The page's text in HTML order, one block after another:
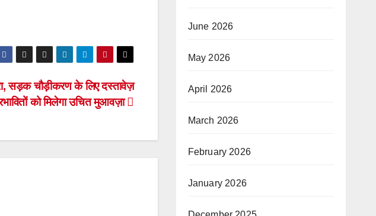
सड़क चौड़ीकरण के लिए दस्तावेज़
को मिलेगा उचित मुआवज़ा
June 2026
May 2026
April 2026
March 2026
February 2026
January 2026